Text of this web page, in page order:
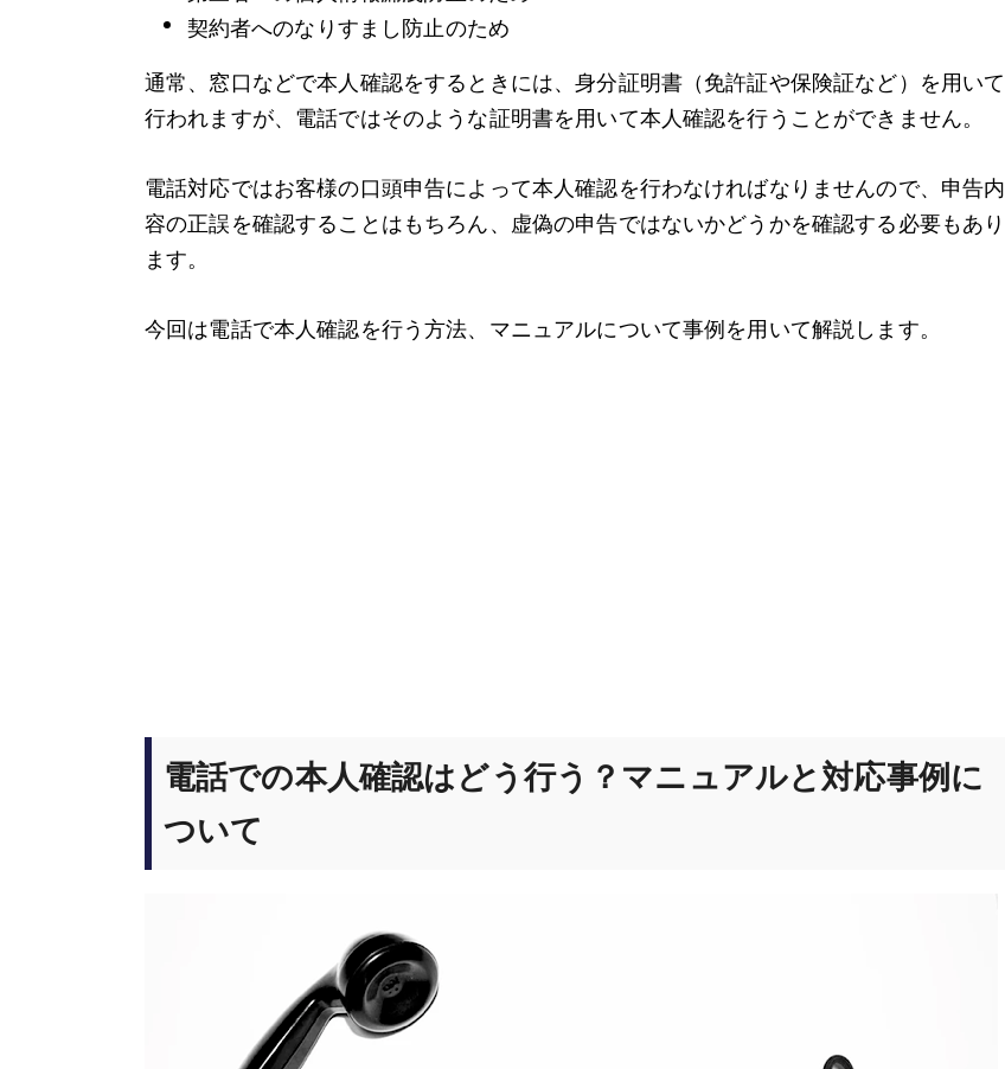
契約者へのなりすまし防止のため
通常、窓口などで本人確認をするときには、身分証明書（免許証や保険証など）を用いて
行われますが、電話ではそのような証明書を用いて本人確認を行うことができません。
電話対応ではお客様の口頭申告によって本人確認を行わなければなりませんので、申告内
容の正誤を確認することはもちろん、虚偽の申告ではないかどうかを確認する必要もあり
ます。
今回は電話で本人確認を行う方法、マニュアルについて事例を用いて解説します。
電話での本人確認はどう行う？マニュアルと対応事例に
ついて